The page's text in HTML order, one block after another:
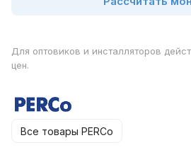
Для оптовиков и инсталляторов
цен.
Все товары PERCo